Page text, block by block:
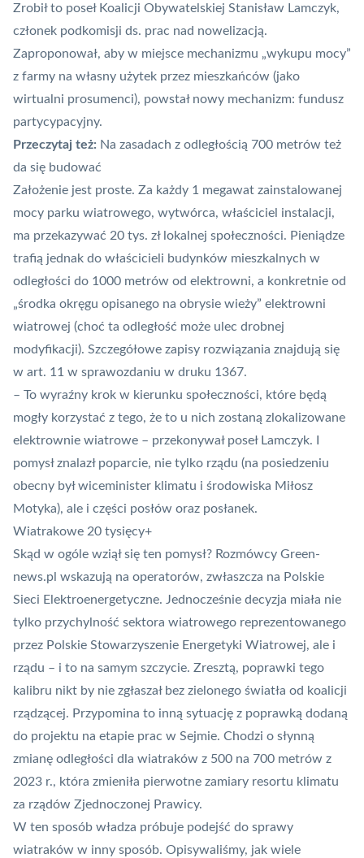
Zrobił to poseł Koalicji Obywatelskiej Stanisław Lamczyk,
członek podkomisji ds. prac nad nowelizacją.
Zaproponował, aby w miejsce mechanizmu „wykupu mocy”
z farmy na własny użytek przez mieszkańców (jako
wirtualni prosumenci), powstał nowy mechanizm: fundusz
partycypacyjny.
Przeczytaj też: Na zasadach z odległością 700 metrów też
da się budować
Założenie jest proste. Za każdy 1 megawat zainstalowanej
mocy parku wiatrowego, wytwórca, właściciel instalacji,
ma przekazywać 20 tys. zł lokalnej społeczności. Pieniądze
trafią jednak do właścicieli budynków mieszkalnych w
odległości do 1000 metrów od elektrowni, a konkretnie od
„środka okręgu opisanego na obrysie wieży” elektrowni
wiatrowej (choć ta odległość może ulec drobnej
modyfikacji). Szczegółowe zapisy rozwiązania znajdują się
w art. 11 w sprawozdaniu w druku 1367.
– To wyraźny krok w kierunku społeczności, które będą
mogły korzystać z tego, że to u nich zostaną zlokalizowane
elektrownie wiatrowe – przekonywał poseł Lamczyk. I
pomysł znalazł poparcie, nie tylko rządu (na posiedzeniu
obecny był wiceminister klimatu i środowiska Miłosz
Motyka), ale i części posłów oraz posłanek.
Wiatrakowe 20 tysięcy+
Skąd w ogóle wziął się ten pomysł? Rozmówcy Green-
news.pl wskazują na operatorów, zwłaszcza na Polskie
Sieci Elektroenergetyczne. Jednocześnie decyzja miała nie
tylko przychylność sektora wiatrowego reprezentowanego
przez Polskie Stowarzyszenie Energetyki Wiatrowej, ale i
rządu – i to na samym szczycie. Zresztą, poprawki tego
kalibru nikt by nie zgłaszał bez zielonego światła od koalicji
rządzącej. Przypomina to inną sytuację z poprawką dodaną
do projektu na etapie prac w Sejmie. Chodzi o słynną
zmianę odległości dla wiatraków z 500 na 700 metrów z
2023 r., która zmieniła pierwotne zamiary resortu klimatu
za rządów Zjednoczonej Prawicy.
W ten sposób władza próbuje podejść do sprawy
wiatraków w inny sposób. Opisywaliśmy, jak wiele